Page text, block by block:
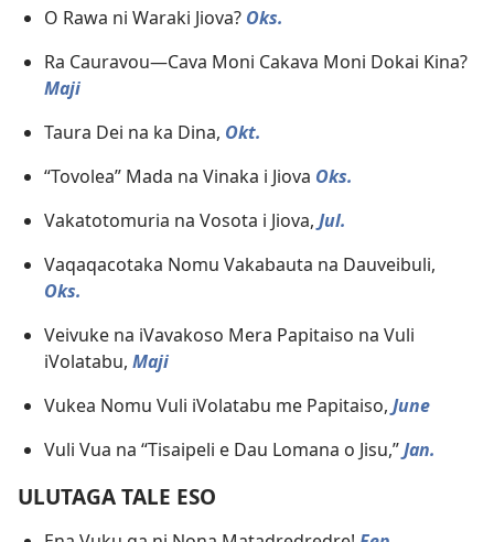
O Rawa ni Waraki Jiova? Oks.
Ra Cauravou—Cava Moni Cakava Moni Dokai Kina?
Maji
Taura Dei na ka Dina, Okt.
“Tovolea” Mada na Vinaka i Jiova Oks.
Vakatotomuria na Vosota i Jiova, Jul.
Vaqaqacotaka Nomu Vakabauta na Dauveibuli,
Oks.
Veivuke na iVavakoso Mera Papitaiso na Vuli
iVolatabu, Maji
Vukea Nomu Vuli iVolatabu me Papitaiso, June
Vuli Vua na “Tisaipeli e Dau Lomana o Jisu,”Jan.
ULUTAGA TALE ESO